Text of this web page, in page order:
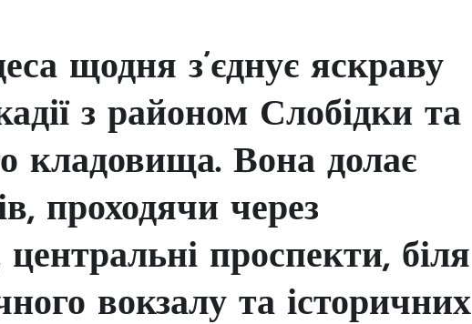
щодня з’єднує яскраву
з районом Слобідки та
кладовища. Вона долає
проходячи через
центральні проспекти, біля
вокзалу та історичних